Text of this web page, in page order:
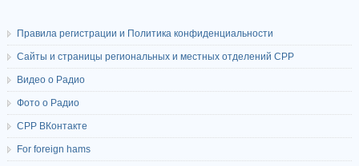
Правила регистрации и Политика конфиденциальности
Сайты и страницы региональных и местных отделений СРР
Видео о Радио
Фото о Радио
СРР ВКонтакте
For foreign hams